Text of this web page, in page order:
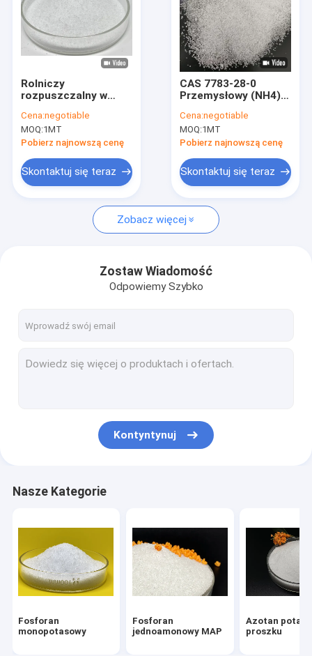
Wycieczka po fabryce
Poprosić o wycenę
Fosforan monopotasowy
Azotan potasu w proszku
Nawozy rozpuszczalne w wodzie NPK
Fulwanian potasu
Pirofosforan tetrapotasowy
Fosforan chemiczny
Fosforan trójpotasowy
Rolniczy
rozpuszczalny w
Klasa nawozu
fosforanu diamonu
Cena:negotiable
MOQ:1MT
Pobierz najnowszą cenę
Skontaktuj się teraz
CAS 7783-28-0
Przemysłowy (NH4)
Fosforan diamonu do
ognioodporności
Cena:negotiable
MOQ:1MT
Pobierz najnowszą cenę
Skontaktuj się teraz
Zobacz więcej
Zostaw Wiadomość
Odpowiemy Szybko
Kontyntynuj
Nasze Kategorie
Fosforan
monopotasowy
Fosforan
jednoamonowy MAP
Azotan
proszku